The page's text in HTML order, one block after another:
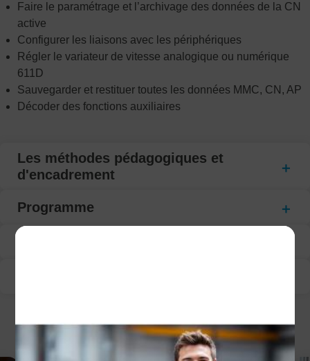
Faire le paramétrage et l’archivage des données de la CN
active
Configurer les liaisons avec les périphériques
Régler le variateur de vitesse analogique ou numérique
611D
Sauvegarder et restituer toutes les données MMC, CN, AP
Décoder des fonctions auxiliaires
Les méthodes pédagogiques et
d'encadrement
Programme
CECI POURRAIT VOUS INTÉRESSER :